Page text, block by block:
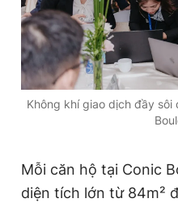
Không khí giao dịch đầy sôi
Mỗi căn hộ tại Conic
diện tích lớn từ 84m²